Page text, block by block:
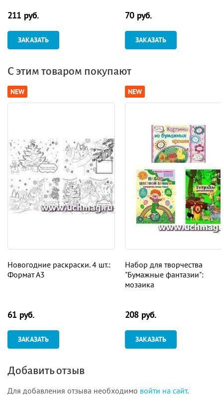
211 руб.
ЗАКАЗАТЬ
для установки через
70 руб.
ЗАКАЗАТЬ
С этим товаром покупают
NEW
Новогодние раскраски. 4 шт.:
Формат А3
61 руб.
ЗАКАЗАТЬ
NEW
Набор для творчества
"Бумажные фантазии":
мозаика
208 руб.
ЗАКАЗАТЬ
Добавить отзыв
Для добавления отзыва необходимо войти на сайт.